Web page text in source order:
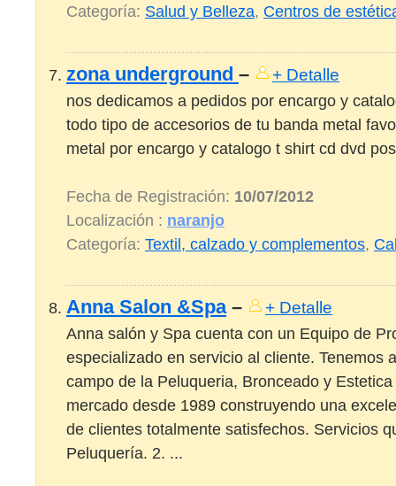
Categoría: Salud y Belleza, Centros de
zona underground –
+ Detalle
nos dedicamos a pedidos por encargo y
todo tipo de accesorios de tu banda metal
metal por encargo y catalogo t shirt cd dvd
Fecha de Registración: 10/07/2012
Localización : naranjo
Categoría: Textil, calzado y complementos,
Anna Salon &Spa–
+ Detalle
Anna salón y Spa cuenta con un Equipo de
especializado en servicio al cliente. Tenemos
campo de la Peluqueria, Bronceado y
mercado desde 1989 construyendo una
de clientes totalmente satisfechos. Servicios
Peluquería. 2. ...